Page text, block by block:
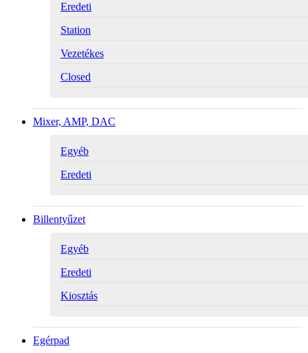
Eredeti
Station
Vezetékes
Closed
Mixer, AMP, DAC
Egyéb
Eredeti
Billentyűzet
Egyéb
Eredeti
Kiosztás
Egérpad